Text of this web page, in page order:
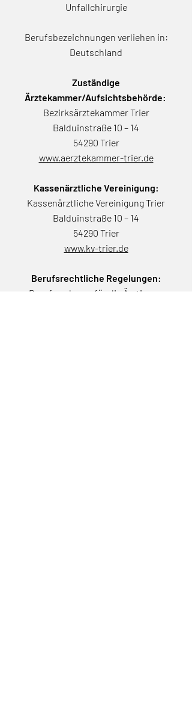
Unfallchirurgie
Berufsbezeichnungen verliehen in:
Deutschland
Zuständige
Ärztekammer/Aufsichtsbehörde:
Bezirksärztekammer Trier
Balduinstraße 10 – 14
54290 Trier
www.aerztekammer-trier.de
Kassenärztliche Vereinigung:
Kassenärztliche Vereinigung Trier
Balduinstraße 10 – 14
54290 Trier
www.kv-trier.de
Berufsrechtliche Regelungen:
Berufsordnung für die Ärztinnen